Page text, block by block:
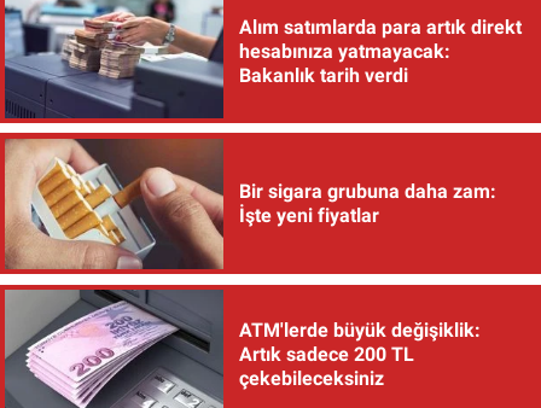
Alım satımlarda para artık direkt
hesabınıza yatmayacak:
Bakanlık tarih verdi
Bir sigara grubuna daha zam:
İşte yeni fiyatlar
ATM'lerde büyük değişiklik:
Artık sadece 200 TL
çekebileceksiniz